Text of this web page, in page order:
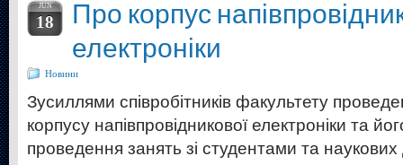
JUN
18
Про корпус
електроніки
Новини
Зусиллями співробітників факультету
корпусу напівпровідникової електроніки та
проведення занять зі студентами та